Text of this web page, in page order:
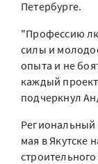
Петербурге.
"Профессию
силы и
опыта и не
каждый
подчеркнул
Региональный
мая в Якутске